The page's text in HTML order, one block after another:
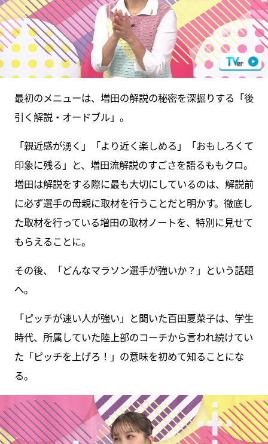
最初のメニューは、増田の解説の秘密を深掘りする「後
引く解説・オードブル」。
「親近感が湧く」「より近く楽しめる」「おもしろくて
印象に残る」と、増田流解説のすごさを語るももクロ。
増田は解説をする際に最も大切にしているのは、解説前
に必ず選手の母親に取材を行うことだと明かす。徹底し
た取材を行っている増田の取材ノートを、特別に見せて
もらえることに。
その後、「どんなマラソン選手が強いか？」という話題
へ。
「ピッチが速い人が強い」と聞いた百田夏菜子は、学生
時代、所属していた陸上部のコーチから言われ続けてい
た「ピッチを上げろ！」の意味を初めて知ることにな
る。